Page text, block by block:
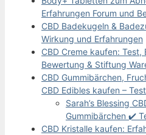
Erfahrungen Forum und
CBD Badekugeln &
Wirkung und Erfahrungen
CBD Creme kaufen: Test,
Bewertung & Stiftung
CBD Gummibärchen,
CBD Edibles kaufen –
Sarah’s Blessing
Gummibärchen ✔️
CBD Kristalle kaufen: